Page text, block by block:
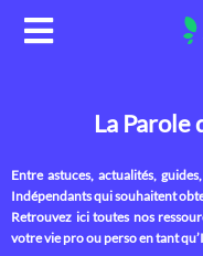
Aller
La Parole
Entre astuces, actualités,
Indépendants qui souhaitent
Retrouvez ici toutes nos
votre vie pro ou perso en tant